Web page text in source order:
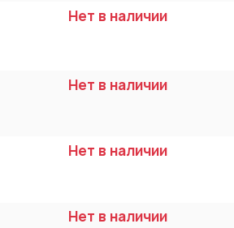
Нет в наличии
Нет в наличии
Нет в наличии
Нет в наличии